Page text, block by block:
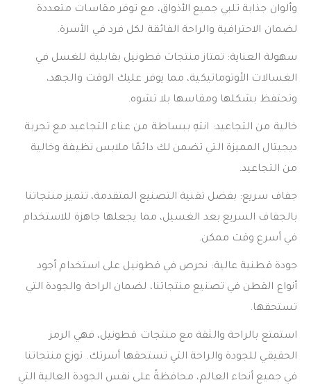
وألوان جذابة تلبي جميع الأذواق، مع توفر مقاسات متعددة
لضمان الاحترافية والراحة الفائقة لكل فرد في الأسرة.
سهولة العناية: تمتاز منتجات قطونيل بقابلية للغسل في
الغسالات الأوتوماتيكية، مما يوفر عليك الوقت والجهد،
وتحتفظ بشكلها ومقاسها بلا تشوه.
خالية من التجاعيد: انتهِ ببساطة من عناء التجاعيد مع تجربة
ديجيتال المميزة التي تضمن لك دائمًا ملابس نظيفة وخالية
من التجاعيد.
جفاف سريع: بفضل تقنية التصنيع المتقدمة، تتميز منتجاتنا
بالجفاف السريع بعد الغسيل، مما يجعلها جاهزة للاستخدام
في أسرع وقت ممكن.
جودة قطنية عالية: نحرص في قطونيل على استخدام أجود
أنواع القطن في تصنيع منتجاتنا، لضمان الراحة والجودة التي
تستحقها.
استمتع بالراحة والثقة مع منتجات قطونيل، فهي الرمز
الحقيقي للجودة والراحة التي تستحقها أسرتك. توزع منتجاتنا
في جميع أنحاء العالم، محافظةً على نفس الجودة العالية التي